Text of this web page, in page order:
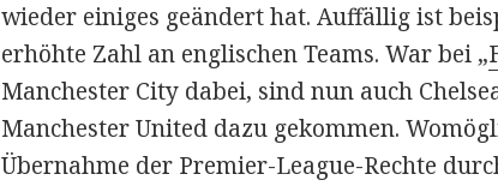
wieder einiges geändert hat. Auffällig ist
erhöhte Zahl an englischen Teams. War bei „
Manchester City dabei, sind nun auch
Manchester United dazu gekommen.
Übernahme der Premier-League-Rechte